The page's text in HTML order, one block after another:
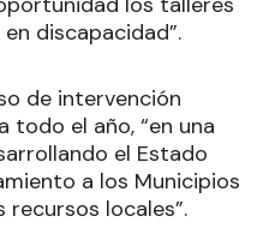
discapacidad”.
de intervención
el año, “en una
el Estado
a los Municipios
locales”.